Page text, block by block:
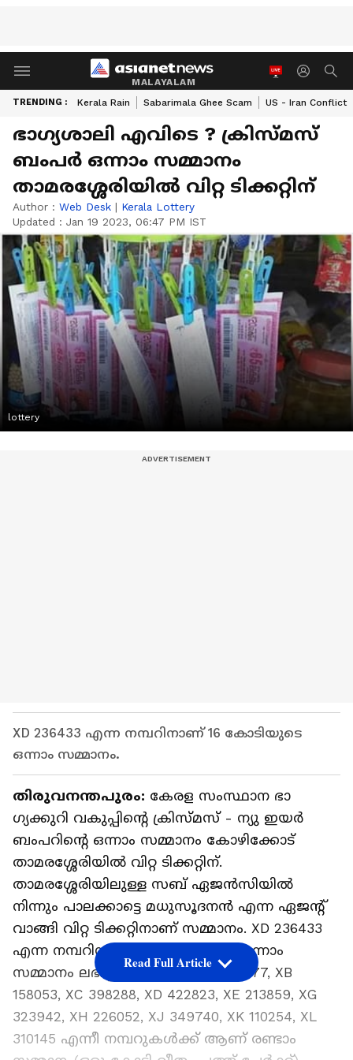
MALAYALAM
TRENDING : Kerala Rain Sabarimala Ghee Scam US - Iran Conflict
ഭാ​ഗ്യശാലി എവിടെ ? ക്രിസ്മസ്
ബംപര്‍ ഒന്നാം സമ്മാനം
താമരശ്ശേരിയിൽ വിറ്റ ടിക്കറ്റിന്
Author : Web Desk | Kerala Lottery
Updated : Jan 19 2023, 06:47 PM IST
lottery
XD 236433 എന്ന നമ്പറിനാണ് 16 കോടിയുടെ
ഒന്നാം സമ്മാനം.
തിരുവനന്തപുരം: കേരള സംസ്ഥാന ഭാ​
ഗ്യക്കുറി വകുപ്പിന്റെ ക്രിസ്മസ് - ന്യു ഇയര്‍
ബംപറിന്‍റെ ഒന്നാം സമ്മാനം കോഴിക്കോട്
താമരശ്ശേരിയിൽ വിറ്റ ടിക്കറ്റിന്.
താമരശ്ശേരിയിലുള്ള സബ് ഏജൻസിയിൽ
നിന്നും പാലക്കാട്ടെ മധുസൂദനന്‍ എന്ന ഏജന്‍റ്
വാങ്ങി വിറ്റ ടിക്കറ്റിനാണ് സമ്മാനം. XD 236433
എന്ന നമ്പറിനാണ് 16 കോടിയുടെ ഒന്നാം
സമ്മാനം ലഭിച്ചിരിക്കുന്നത്. XA 107077, XB
158053, XC 398288, XD 422823, XE 213859, XG
323942, XH 226052, XJ 349740, XK 110254, XL
310145 എന്നീ നമ്പറുകൾക്ക് ആണ് രണ്ടാം
Read Full Article